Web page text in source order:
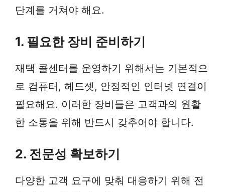
단계를 거쳐야 해요.
1. 필요한 장비 준비하기
재택 콜센터를 운영하기 위해서는 기본적으
로 컴퓨터, 헤드셋, 안정적인 인터넷 연결이
필요해요. 이러한 장비들은 고객과의 원활
한 소통을 위해 반드시 갖추어야 합니다.
2. 전문성 확보하기
다양한 고객 요구에 맞춰 대응하기 위해 전